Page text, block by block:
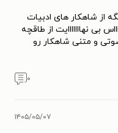
از شاهکار های ادبیات
بی نهااااااایت از طاقچه
و متنی شاهکار رو
۰
۱۴۰۵/۰۵/۰۷